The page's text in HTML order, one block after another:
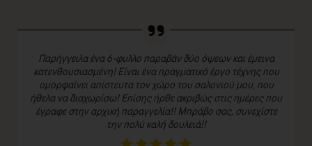
Παρήγγειλα ένα 6-φυλλο παραβάν δύο όψεων και έμεινα
κατενθουσιασμένη! Είναι ένα πραγματικό έργο τέχνης που
ομορφαίνει απίστευτα τον χώρο του σαλονιού μου, που
ήθελα να διαχωρίσω! Επίσης ήρθε ακριβώς στις ημέρες που
έγραφε στην αρχική παραγγελία!! Μπράβο σας, συνεχίστε
την πολύ καλή δουλειά!!